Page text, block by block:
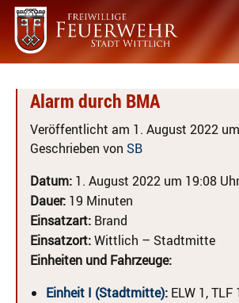
Alarm durch BMA
Veröffentlicht am 1. August 2022
Geschrieben von SB
Datum: 1. August 2022 um 19:08 Uhr
Dauer: 19 Minuten
Einsatzart: Brand
Einsatzort:Wittlich – Stadtmitte
Einheiten und Fahrzeuge:
Einheit I (Stadtmitte): ELW 1,